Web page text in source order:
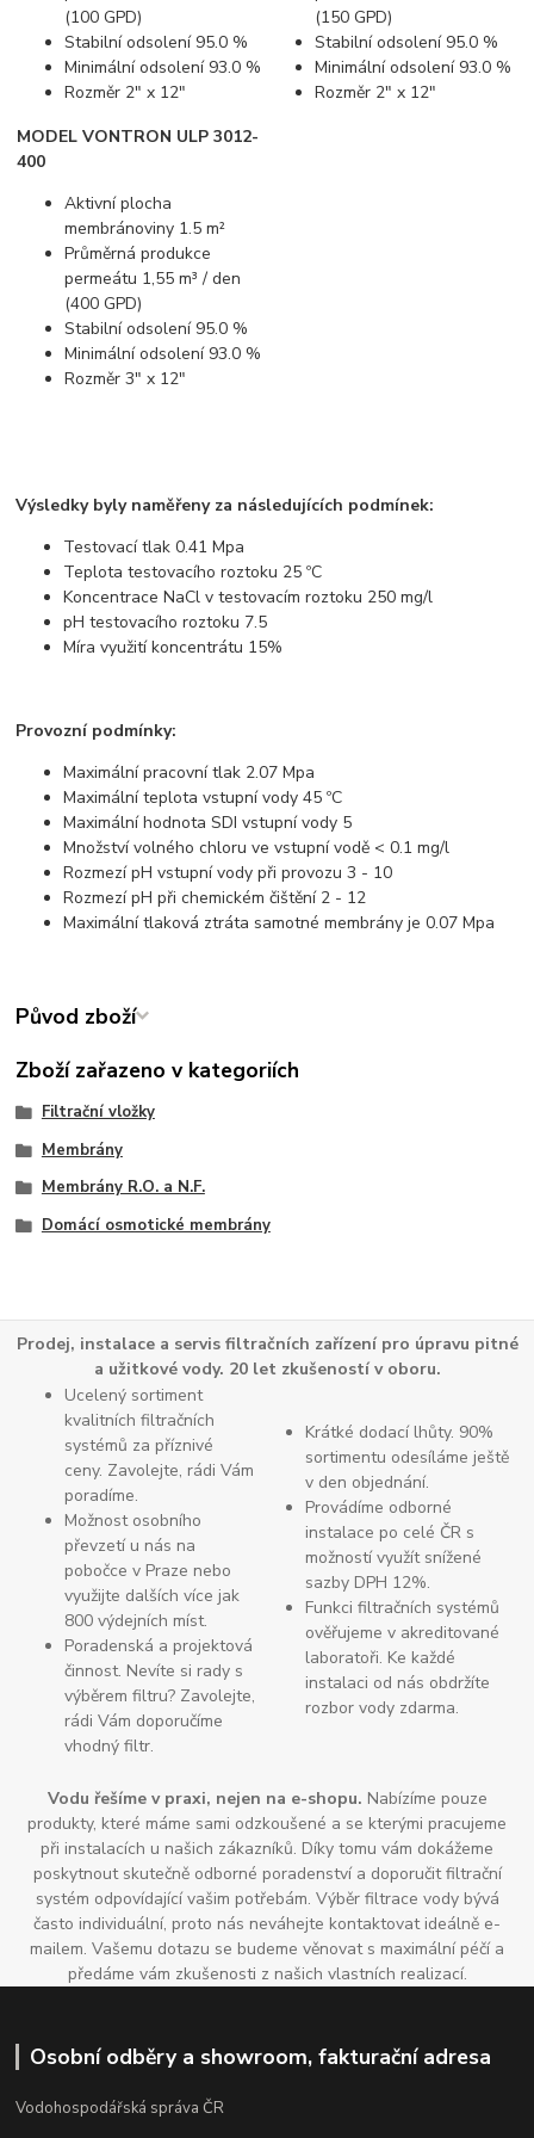
(100 GPD)
Stabilní odsolení 95.0 %
Minimální odsolení 93.0 %
Rozměr 2" x 12"
(150 GPD)
Stabilní odsolení 95.0 %
Minimální odsolení 93.0 %
Rozměr 2" x 12"
MODEL VONTRON ULP 3012-
400
Aktivní plocha
membránoviny 1.5 m²
Průměrná produkce
permeátu 1,55 m³ / den
(400 GPD)
Stabilní odsolení 95.0 %
Minimální odsolení 93.0 %
Rozměr 3" x 12"
Výsledky byly naměřeny za následujících podmínek:
Testovací tlak 0.41 Mpa
Teplota testovacího roztoku 25 ºC
Koncentrace NaCl v testovacím roztoku 250 mg/l
pH testovacího roztoku 7.5
Míra využití koncentrátu 15%
Provozní podmínky:
Maximální pracovní tlak 2.07 Mpa
Maximální teplota vstupní vody 45 ºC
Maximální hodnota SDI vstupní vody 5
Množství volného chloru ve vstupní vodě < 0.1 mg/l
Rozmezí pH vstupní vody při provozu 3 - 10
Rozmezí pH při chemickém čištění 2 - 12
Maximální tlaková ztráta samotné membrány je 0.07 Mpa
Původ zboží
Zboží zařazeno v kategoriích
Filtrační vložky
Membrány
Membrány R.O. a N.F.
Domácí osmotické membrány
Prodej, instalace a servis filtračních zařízení pro úpravu pitné
a užitkové vody. 20 let zkušeností v oboru.
Ucelený sortiment
kvalitních filtračních
systémů za příznivé
ceny. Zavolejte, rádi Vám
poradíme.
Možnost osobního
převzetí u nás na
pobočce v Praze nebo
využijte dalších více jak
800 výdejních míst.
Poradenská a projektová
činnost. Nevíte si rady s
výběrem filtru? Zavolejte,
rádi Vám doporučíme
vhodný filtr.
Krátké dodací lhůty. 90%
sortimentu odesíláme ještě
v den objednání.
Provádíme odborné
instalace po celé ČR s
možností využít snížené
sazby DPH 12%.
Funkci filtračních systémů
ověřujeme v akreditované
laboratoři. Ke každé
instalaci od nás obdržíte
rozbor vody zdarma.
Vodu řešíme v praxi, nejen na e-shopu. Nabízíme pouze
produkty, které máme sami odzkoušené a se kterými pracujeme
při instalacích u našich zákazníků. Díky tomu vám dokážeme
poskytnout skutečně odborné poradenství a doporučit filtrační
systém odpovídající vašim potřebám. Výběr filtrace vody bývá
často individuální, proto nás neváhejte kontaktovat ideálně e-
mailem. Vašemu dotazu se budeme věnovat s maximální péčí a
předáme vám zkušenosti z našich vlastních realizací.
Osobní odběry a showroom, fakturační adresa
Vodohospodářská správa ČR